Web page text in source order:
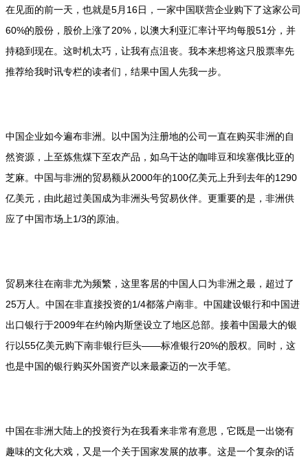
在见面的前一天，也就是5月16日，一家中国联营企业购下了这家公司
60%的股份，股价上涨了20%，以澳大利亚汇率计平均每股51分，并
持稳到现在。这时机太巧，让我有点沮丧。我本来想将这只股票率先
推荐给我时讯专栏的读者们，结果中国人先我一步。
中国企业如今遍布非洲。以中国为注册地的公司一直在购买非洲的自
然资源，上至炼焦煤下至农产品，如乌干达的咖啡豆和埃塞俄比亚的
芝麻。中国与非洲的贸易额从2000年的100亿美元上升到去年的1290
亿美元，由此超过美国成为非洲头号贸易伙伴。更重要的是，非洲供
应了中国市场上1/3的原油。
贸易来往在南非尤为频繁，这里客居的中国人口为非洲之最，超过了
25万人。中国在非直接投资的1/4都落户南非。中国建设银行和中国进
出口银行于2009年在约翰内斯堡设立了地区总部。接着中国最大的银
行以55亿美元购下南非银行巨头——标准银行20%的股权。同时，这
也是中国的银行购买外国资产以来最豪迈的一次手笔。
中国在非洲大陆上的投资行为在我看来非常有意思，它既是一出饶有
趣味的文化大戏，又是一个关于国家发展的故事。这是一个复杂的话